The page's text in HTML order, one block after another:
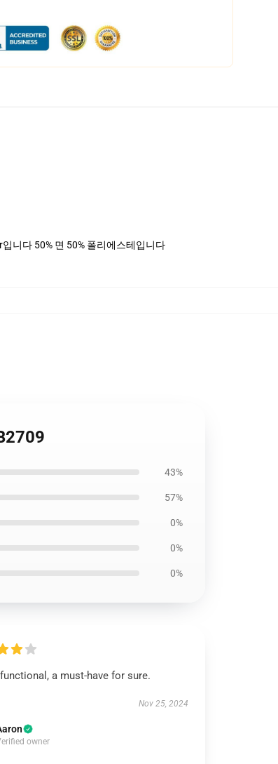
니다 50% 면 50% 폴리에스테입니다
43%
57%
0%
0%
0%
a must-have for sure.
Nov 25, 2024
owner